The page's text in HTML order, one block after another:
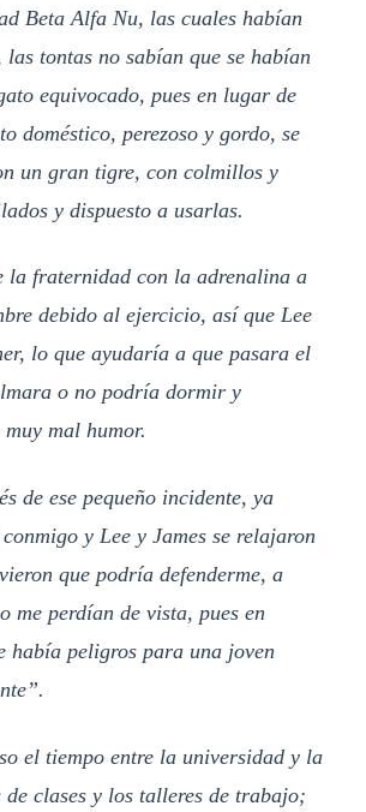
Beta Alfa Nu, las cuales habían
las tontas no sabían que se habían
equivocado, pues en lugar de
doméstico, perezoso y gordo, se
un gran tigre, con colmillos y
y dispuesto a usarlas.
con la adrenalina a
debido al ejercicio, así que Lee
lo que ayudaría a que pasara el
o no podría dormir y
mal humor.
ese pequeño incidente, ya
y Lee y James se relajaron
que podría defenderme, a
me perdían de vista, pues en
había peligros para una joven
entre la universidad y la
de clases y los talleres de trabajo;